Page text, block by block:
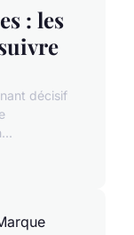
: les
décisif